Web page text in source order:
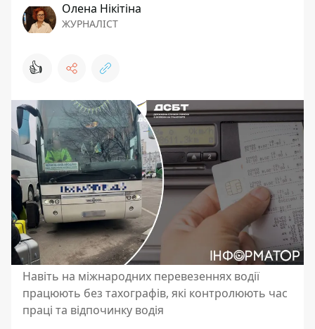
Олена Нікітіна
ЖУРНАЛІСТ
👍
Навіть на міжнародних перевезеннях водії
працюють без тахографів, які контролюють час
праці та відпочинку водія